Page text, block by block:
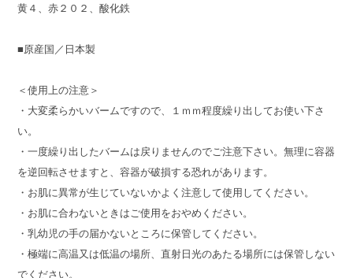
黄４、赤２０２、酸化鉄
■原産国／日本製
＜使用上の注意＞
・大変柔らかいバームですので、１ｍｍ程度繰り出してお使い下さ
い。
・一度繰り出したバームは戻りませんのでご注意下さい。無理に容器
を逆回転させますと、容器が破損する恐れがあります。
・お肌に異常が生じていないかよく注意して使用してください。
・お肌に合わないときはご使用をおやめください。
・乳幼児の手の届かないところに保管してください。
・極端に高温又は低温の場所、直射日光のあたる場所には保管しない
でください。